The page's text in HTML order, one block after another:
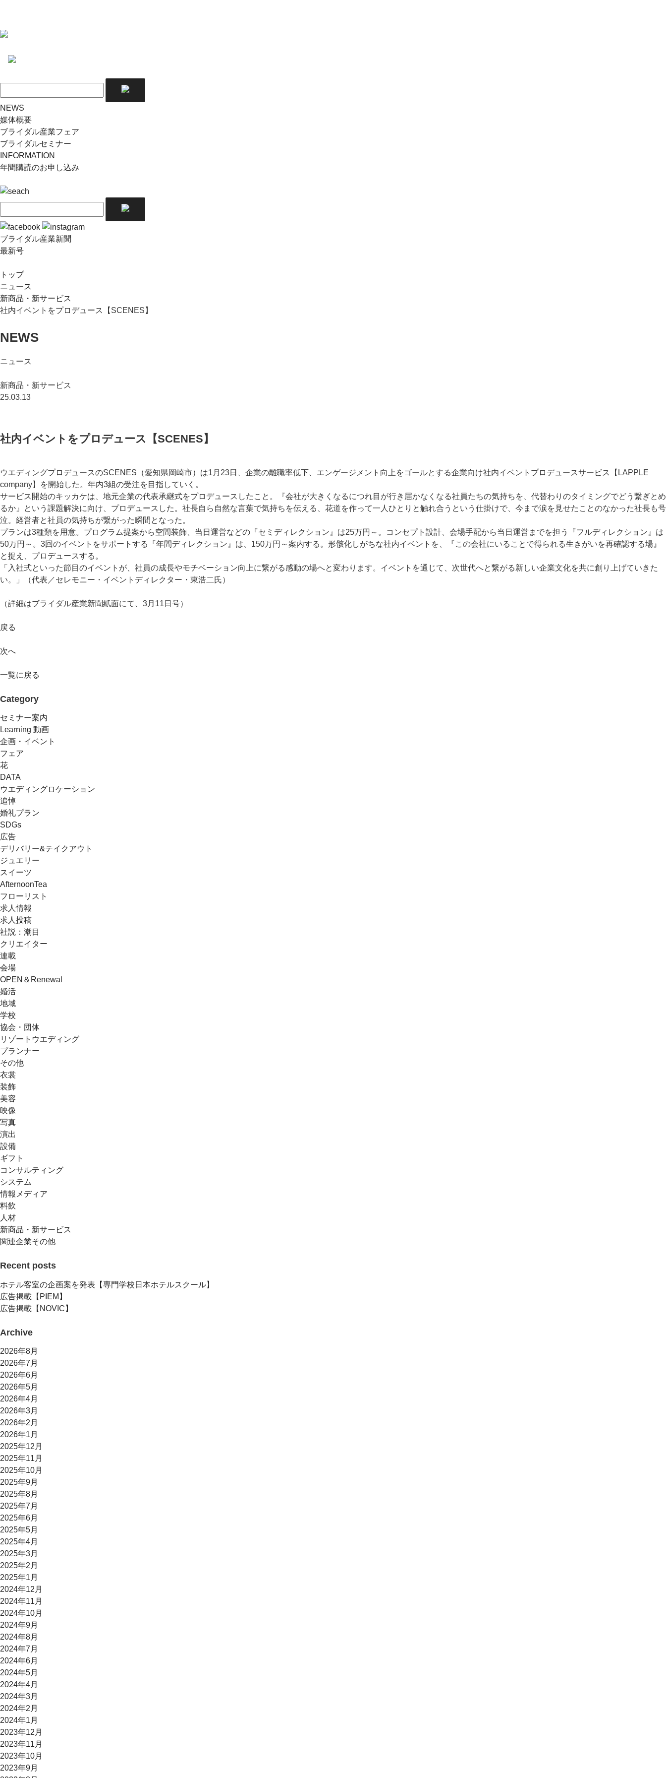
NEWS
媒体概要
ブライダル産業フェア
ブライダルセミナー
INFORMATION
年間購読のお申し込み
ブライダル産業新聞
最新号
トップ
ニュース
新商品・新サービス
社内イベントをプロデュース【SCENES】
NEWS
ニュース
新商品・新サービス
25.03.13
社内イベントをプロデュース【SCENES】
ウエディングプロデュースのSCENES（愛知県岡崎市）は1月23日、企業の離職率低下、エンゲージメント向上をゴールとする企業向け社内イベントプロデュースサービス【LAPPLE
company】を開始した。年内3組の受注を目指していく。
サービス開始のキッカケは、地元企業の代表承継式をプロデュースしたこと。『会社が大きくなるにつれ目が行き届かなくなる社員たちの気持ちを、代替わりのタイミングでどう繋ぎとめ
るか』という課題解決に向け、プロデュースした。社長自ら自然な言葉で気持ちを伝える、花道を作って一人ひとりと触れ合うという仕掛けで、今まで涙を見せたことのなかった社長も号
泣。経営者と社員の気持ちが繋がった瞬間となった。
プランは3種類を用意。プログラム提案から空間装飾、当日運営などの『セミディレクション』は25万円～。コンセプト設計、会場手配から当日運営までを担う『フルディレクション』は
50万円～。3回のイベントをサポートする『年間ディレクション』は、150万円～案内する。形骸化しがちな社内イベントを、『この会社にいることで得られる生きがいを再確認する場』
と捉え、プロデュースする。
「入社式といった節目のイベントが、社員の成長やモチベーション向上に繋がる感動の場へと変わります。イベントを通じて、次世代へと繋がる新しい企業文化を共に創り上げていきた
い。」（代表／セレモニー・イベントディレクター・東浩二氏）
（詳細はブライダル産業新聞紙面にて、3月11日号）
戻る
次へ
一覧に戻る
Category
セミナー案内
Learning 動画
企画・イベント
フェア
花
DATA
ウエディングロケーション
追悼
婚礼プラン
SDGs
広告
デリバリー&テイクアウト
ジュエリー
スイーツ
AfternoonTea
フローリスト
求人情報
求人投稿
社説：潮目
クリエイター
連載
会場
OPEN＆Renewal
婚活
地域
学校
協会・団体
リゾートウエディング
プランナー
その他
衣裳
装飾
美容
映像
写真
演出
設備
ギフト
コンサルティング
システム
情報メディア
料飲
人材
新商品・新サービス
関連企業その他
Recent posts
ホテル客室の企画案を発表【専門学校日本ホテルスクール】
広告掲載【PIEM】
広告掲載【NOVIC】
Archive
2026年8月
2026年7月
2026年6月
2026年5月
2026年4月
2026年3月
2026年2月
2026年1月
2025年12月
2025年11月
2025年10月
2025年9月
2025年8月
2025年7月
2025年6月
2025年5月
2025年4月
2025年3月
2025年2月
2025年1月
2024年12月
2024年11月
2024年10月
2024年9月
2024年8月
2024年7月
2024年6月
2024年5月
2024年4月
2024年3月
2024年2月
2024年1月
2023年12月
2023年11月
2023年10月
2023年9月